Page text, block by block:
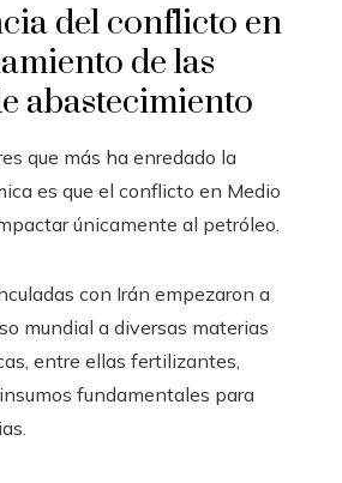
del conflicto en
de las
abastecimiento
que más ha enredado la
es que el conflicto en Medio
únicamente al petróleo.
con Irán empezaron a
mundial a diversas materias
entre ellas fertilizantes,
fundamentales para